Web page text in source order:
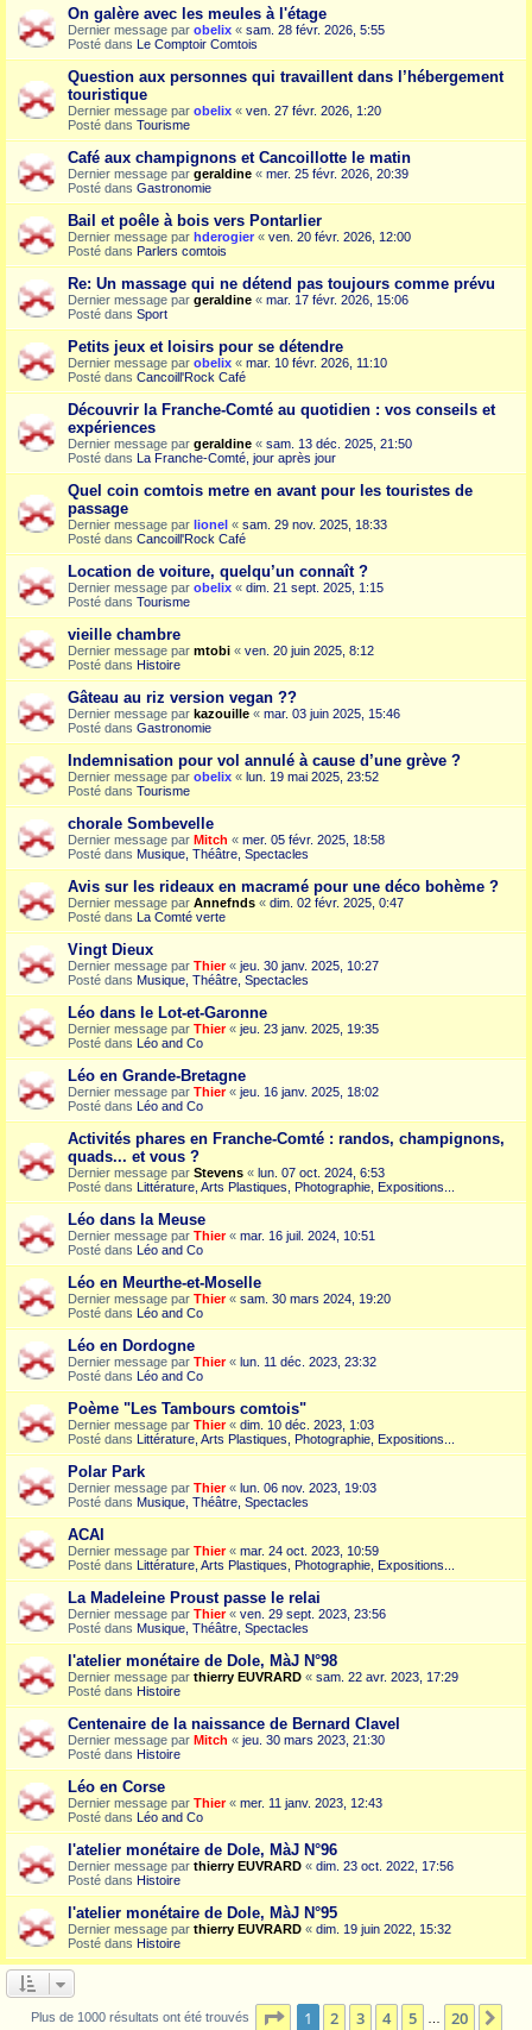
On galère avec les meules à l'étage
Dernier message par obelix « sam. 28 févr. 2026, 5:55
Posté dans Le Comptoir Comtois
Question aux personnes qui travaillent dans l’hébergement
touristique
Dernier message par obelix « ven. 27 févr. 2026, 1:20
Posté dans Tourisme
Café aux champignons et Cancoillotte le matin
Dernier message par geraldine « mer. 25 févr. 2026, 20:39
Posté dans Gastronomie
Bail et poêle à bois vers Pontarlier
Dernier message par hderogier « ven. 20 févr. 2026, 12:00
Posté dans Parlers comtois
Re: Un massage qui ne détend pas toujours comme prévu
Dernier message par geraldine « mar. 17 févr. 2026, 15:06
Posté dans Sport
Petits jeux et loisirs pour se détendre
Dernier message par obelix « mar. 10 févr. 2026, 11:10
Posté dans Cancoill'Rock Café
Découvrir la Franche-Comté au quotidien : vos conseils et
expériences
Dernier message par geraldine « sam. 13 déc. 2025, 21:50
Posté dans La Franche-Comté, jour après jour
Quel coin comtois metre en avant pour les touristes de
passage
Dernier message par lionel « sam. 29 nov. 2025, 18:33
Posté dans Cancoill'Rock Café
Location de voiture, quelqu’un connaît ?
Dernier message par obelix « dim. 21 sept. 2025, 1:15
Posté dans Tourisme
vieille chambre
Dernier message par mtobi « ven. 20 juin 2025, 8:12
Posté dans Histoire
Gâteau au riz version vegan ??
Dernier message par kazouille « mar. 03 juin 2025, 15:46
Posté dans Gastronomie
Indemnisation pour vol annulé à cause d’une grève ?
Dernier message par obelix « lun. 19 mai 2025, 23:52
Posté dans Tourisme
chorale Sombevelle
Dernier message par Mitch « mer. 05 févr. 2025, 18:58
Posté dans Musique, Théâtre, Spectacles
Avis sur les rideaux en macramé pour une déco bohème ?
Dernier message par Annefnds « dim. 02 févr. 2025, 0:47
Posté dans La Comté verte
Vingt Dieux
Dernier message par Thier« jeu. 30 janv. 2025, 10:27
Posté dans Musique, Théâtre, Spectacles
Léo dans le Lot-et-Garonne
Dernier message par Thier« jeu. 23 janv. 2025, 19:35
Posté dans Léo and Co
Léo en Grande-Bretagne
Dernier message par Thier« jeu. 16 janv. 2025, 18:02
Posté dans Léo and Co
Activités phares en Franche-Comté : randos, champignons,
quads... et vous ?
Dernier message par Stevens « lun. 07 oct. 2024, 6:53
Posté dans Littérature, Arts Plastiques, Photographie, Expositions...
Léo dans la Meuse
Dernier message par Thier« mar. 16 juil. 2024, 10:51
Posté dans Léo and Co
Léo en Meurthe-et-Moselle
Dernier message par Thier« sam. 30 mars 2024, 19:20
Posté dans Léo and Co
Léo en Dordogne
Dernier message par Thier« lun. 11 déc. 2023, 23:32
Posté dans Léo and Co
Poème "Les Tambours comtois"
Dernier message par Thier« dim. 10 déc. 2023, 1:03
Posté dans Littérature, Arts Plastiques, Photographie, Expositions...
Polar Park
Dernier message par Thier« lun. 06 nov. 2023, 19:03
Posté dans Musique, Théâtre, Spectacles
ACAI
Dernier message par Thier« mar. 24 oct. 2023, 10:59
Posté dans Littérature, Arts Plastiques, Photographie, Expositions...
La Madeleine Proust passe le relai
Dernier message par Thier« ven. 29 sept. 2023, 23:56
Posté dans Musique, Théâtre, Spectacles
l'atelier monétaire de Dole, MàJ N°98
Dernier message par thierry EUVRARD « sam. 22 avr. 2023, 17:29
Posté dans Histoire
Centenaire de la naissance de Bernard Clavel
Dernier message par Mitch « jeu. 30 mars 2023, 21:30
Posté dans Histoire
Léo en Corse
Dernier message par Thier« mer. 11 janv. 2023, 12:43
Posté dans Léo and Co
l'atelier monétaire de Dole, MàJ N°96
Dernier message par thierry EUVRARD « dim. 23 oct. 2022, 17:56
Posté dans Histoire
l'atelier monétaire de Dole, MàJ N°95
Dernier message par thierry EUVRARD « dim. 19 juin 2022, 15:32
Posté dans Histoire
Plus de 1000 résultats ont été trouvés Page 1sur20
1 2 3 4 5 20